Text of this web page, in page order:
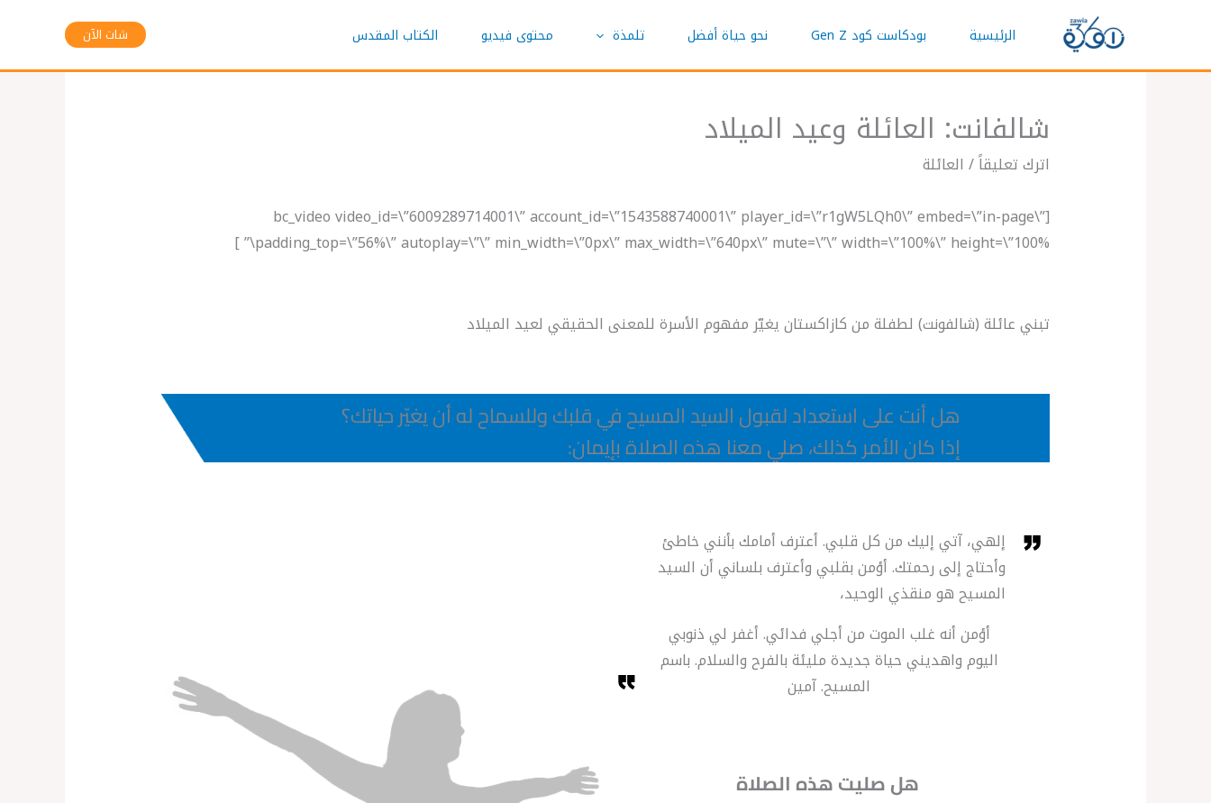
المحتوى
الرئيسية بودكاست كود Gen Z نحو حياة أفضل تلمذة محتوى فيديو الكتاب المقدس شات الآن
شالفانت: العائلة وعيد الميلاد
اترك تعليقاً/ العائلة
[bc_video video_id=\”6009289714001\” account_id=\”1543588740001\” player_id=\”r1gW5LQh0\” embed=\”in-page\”
padding_top=\”56%\” autoplay=\”\” min_width=\”0px\” max_width=\”640px\” mute=\”\” width=\”100%\” height=\”100%\” ]
تبني عائلة (شالفونت) لطفلة من كازاكستان يغيّر مفهوم الأسرة للمعنى الحقيقي لعيد الميلاد
هل أنت على استعداد لقبول السيد المسيح في قلبك وللسماح له أن يغيّر حياتك؟
إذا كان الأمر كذلك، صلي معنا هذه الصلاة بإيمان:
إلهي، آتي إليك من كل قلبي. أعترف أمامك بأنني خاطئ
وأحتاج إلى رحمتك. أؤمن بقلبي وأعترف بلساني أن السيد
المسيح هو منقذي الوحيد،
أؤمن أنه غلب الموت من أجلي فدائي. أغفر لي ذنوبي
اليوم واهديني حياة جديدة مليئة بالفرح والسلام. باسم
المسيح. آمين
هل صليت هذه الصلاة